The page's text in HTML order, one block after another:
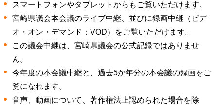
スマートフォンやタブレットからもご覧いただけます。
宮崎県議会本会議のライブ中継、並びに録画中継（ビデ
オ・オン・デマンド：VOD）をご覧いただけます。
この議会中継は、宮崎県議会の公式記録ではありませ
ん。
今年度の本会議中継と、過去5か年分の本会議の録画をご
覧になれます。
音声、動画について、著作権法上認められた場合を除